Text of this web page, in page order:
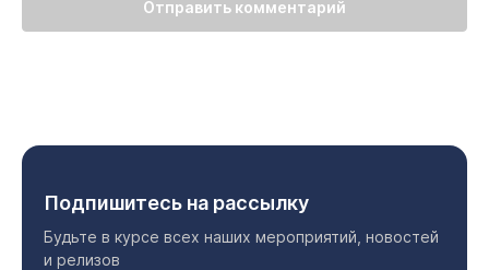
Отправить комментарий
Подпишитесь на рассылку
Будьте в курсе всех наших мероприятий, новостей
и релизов